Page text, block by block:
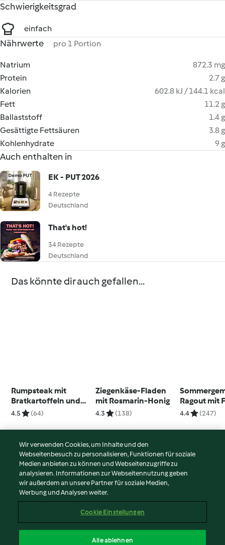
Schwierigkeitsgrad
einfach
Nährwerte pro 1 Portion
Natrium
872.3 mg
Protein
2.7 g
Kalorien
602.8 kJ / 144.1 kcal
Fett
11.2 g
Ballaststoff
1.4 g
Gesättigte Fettsäuren
3.8 g
Kohlenhydrate
9 g
Auch enthalten in
EK - PUT 2026
4 Rezepte
Deutschland
That's hot!
34 Rezepte
Deutschland
Das könnte dir auch gefallen...
Rumpsteak mit
Bratkartoffeln und
Kräuterbutter
4.5 (64)
Ziegenkäse-Fladen
mit Rosmarin-Honig
4.3 (138)
Ragout mit
Päckchen
4.4 (247)
© Copyright 2026
Nutzungsbedingungen
Datenschutzrichtlinien
Impressum
Wir verwenden Cookies, um Inhalte und den
Webseitenbesuch zu personalisieren, Funktionen für soziale
Medien anbieten zu können und Webseitenzugriffe zu
analysieren. Informationen zur Webseitennutzung geben
wir außerdem an unsere Partner für soziale Medien,
Werbung und Analysen weiter.
Cookie Einstellungen
Alle ablehnen